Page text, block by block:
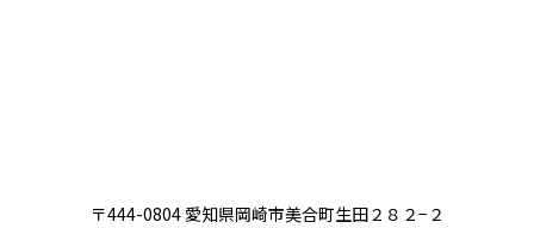
〒444-0804 愛知県岡崎市美合町生田２８２−２